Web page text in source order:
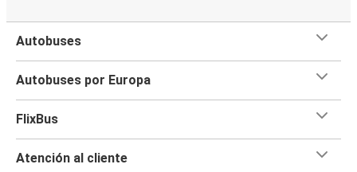
Autobuses
Autobuses por Europa
FlixBus
Atención al cliente